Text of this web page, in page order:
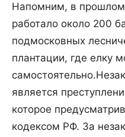
Напомним, в прошлом
работало около 200
подмосковных
плантации, где елку
является
которое
кодексом РФ. За